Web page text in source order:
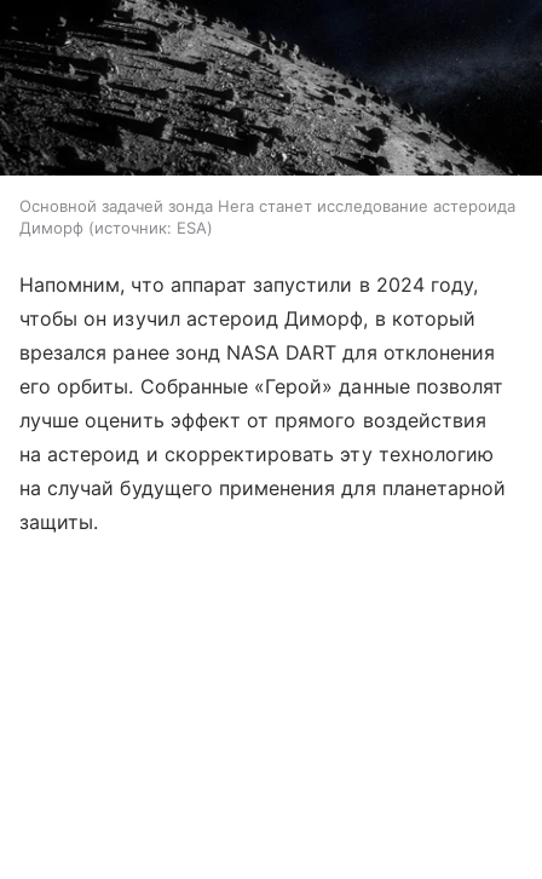
Основной задачей зонда Hera станет исследование астероида
Диморф
источник: ESA
Напомним, что аппарат запустили в 2024 году,
чтобы он изучил астероид Диморф, в который
врезался ранее зонд NASA DART для отклонения
его орбиты. Собранные «Герой» данные позволят
лучше оценить эффект от прямого воздействия
на астероид и скорректировать эту технологию
на случай будущего применения для планетарной
защиты.